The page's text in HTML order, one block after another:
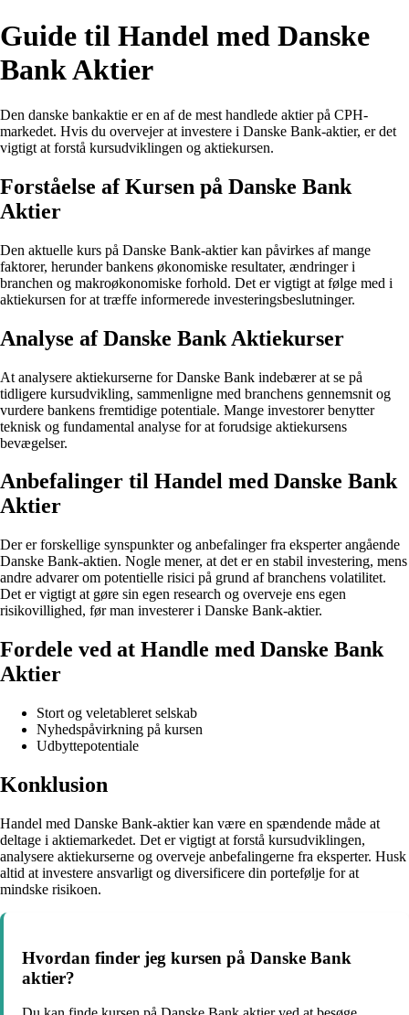
Guide til Handel med Danske
Bank Aktier
Den danske bankaktie er en af de mest handlede aktier på CPH-
markedet. Hvis du overvejer at investere i Danske Bank-aktier, er det
vigtigt at forstå kursudviklingen og aktiekursen.
Forståelse af Kursen på Danske Bank
Aktier
Den aktuelle kurs på Danske Bank-aktier kan påvirkes af mange
faktorer, herunder bankens økonomiske resultater, ændringer i
branchen og makroøkonomiske forhold. Det er vigtigt at følge med i
aktiekursen for at træffe informerede investeringsbeslutninger.
Analyse af Danske Bank Aktiekurser
At analysere aktiekurserne for Danske Bank indebærer at se på
tidligere kursudvikling, sammenligne med branchens gennemsnit og
vurdere bankens fremtidige potentiale. Mange investorer benytter
teknisk og fundamental analyse for at forudsige aktiekursens
bevægelser.
Anbefalinger til Handel med Danske Bank
Aktier
Der er forskellige synspunkter og anbefalinger fra eksperter angående
Danske Bank-aktien. Nogle mener, at det er en stabil investering, mens
andre advarer om potentielle risici på grund af branchens volatilitet.
Det er vigtigt at gøre sin egen research og overveje ens egen
risikovillighed, før man investerer i Danske Bank-aktier.
Fordele ved at Handle med Danske Bank
Aktier
Stort og veletableret selskab
Nyhedspåvirkning på kursen
Udbyttepotentiale
Konklusion
Handel med Danske Bank-aktier kan være en spændende måde at
deltage i aktiemarkedet. Det er vigtigt at forstå kursudviklingen,
analysere aktiekurserne og overveje anbefalingerne fra eksperter. Husk
altid at investere ansvarligt og diversificere din portefølje for at
mindske risikoen.
Hvordan finder jeg kursen på Danske Bank
aktier?